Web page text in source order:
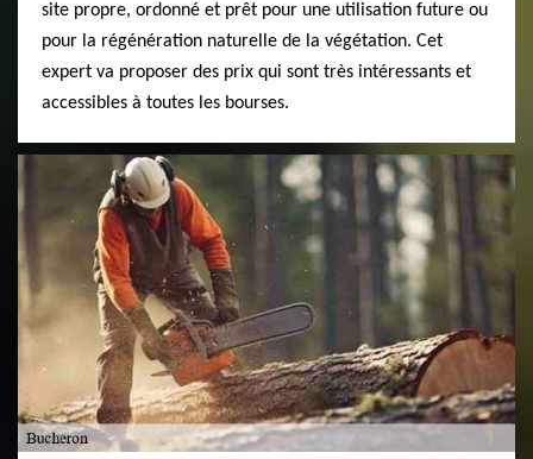
site propre, ordonné et prêt pour une utilisation future ou
pour la régénération naturelle de la végétation. Cet
expert va proposer des prix qui sont très intéressants et
accessibles à toutes les bourses.